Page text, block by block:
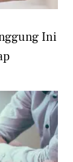
Ini